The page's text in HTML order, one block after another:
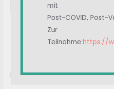
Starke
Hallo, bin weiblich und 62
mit
Post-COVID, Post-
Zur
Teilnahme:https://